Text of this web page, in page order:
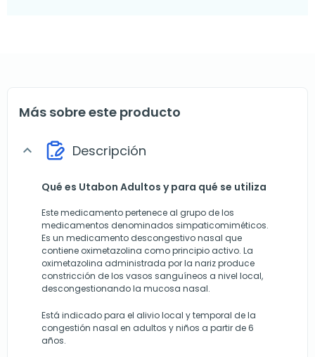
Más sobre este producto
expand_more Descripción
Qué es Utabon Adultos y para qué se utiliza
Este medicamento pertenece al grupo de los
medicamentos denominados simpaticomiméticos.
Es un medicamento descongestivo nasal que
contiene oximetazolina como principio activo. La
oximetazolina administrada por la nariz produce
constricción de los vasos sanguíneos a nivel local,
descongestionando la mucosa nasal.
Está indicado para el alivio local y temporal de la
congestión nasal en adultos y niños a partir de 6
años.